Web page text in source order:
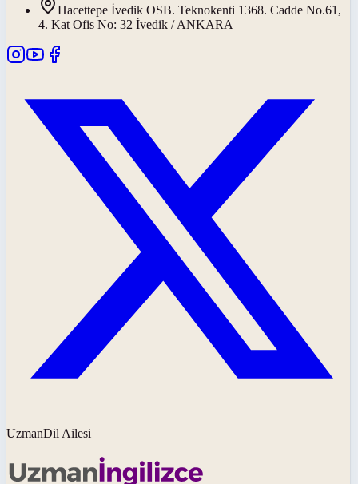
Hacettepe İvedik OSB. Teknokenti 1368. Cadde No.61,
4. Kat Ofis No: 32 İvedik / ANKARA
UzmanDil Ailesi